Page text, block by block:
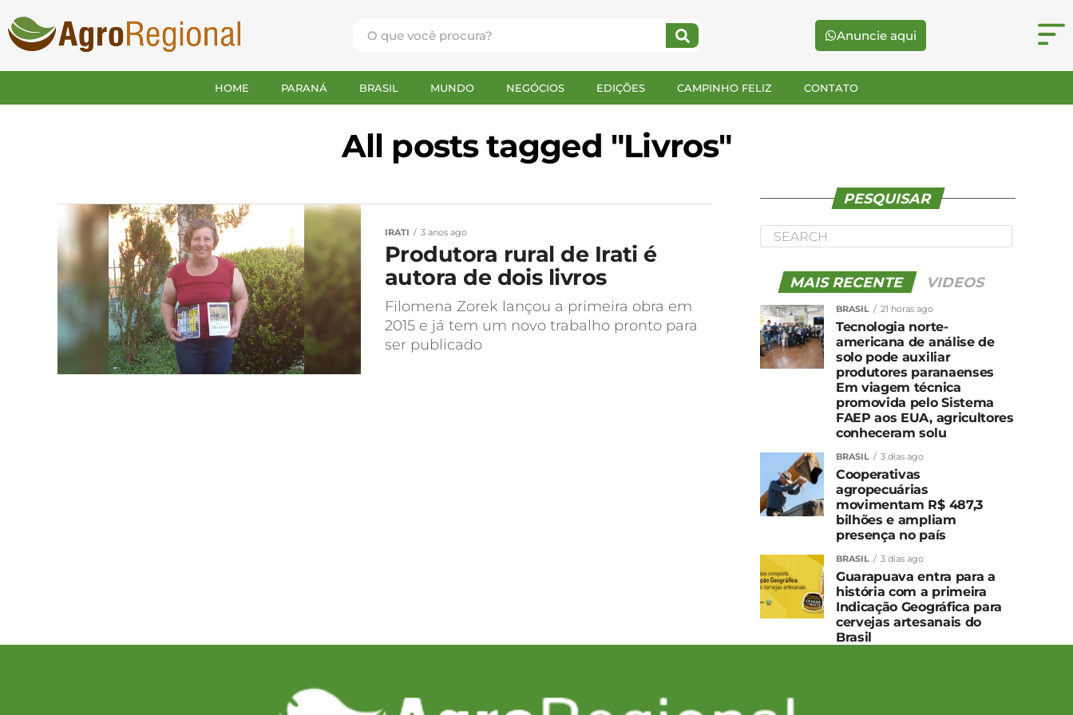
Anuncie aqui
HOME PARANÁ BRASIL MUNDO NEGÓCIOS EDIÇÕES CAMPINHO FELIZ CONTATO
All posts tagged "Livros"
IRATI 3 anos ago
Produtora rural de Irati é
autora de dois livros
Filomena Zorek lançou a primeira obra em
2015 e já tem um novo trabalho pronto para
ser publicado
PESQUISAR
MAIS RECENTE VIDEOS
BRASIL 21 horas ago
Tecnologia norte-
americana de análise de
solo pode auxiliar
produtores paranaenses
Em viagem técnica
promovida pelo Sistema
FAEP aos EUA, agricultores
conheceram solu
BRASIL 3 dias ago
Cooperativas
agropecuárias
movimentam R$ 487,3
bilhões e ampliam
presença no país
BRASIL 3 dias ago
Guarapuava entra para a
história com a primeira
Indicação Geográfica para
cervejas artesanais do
Brasil